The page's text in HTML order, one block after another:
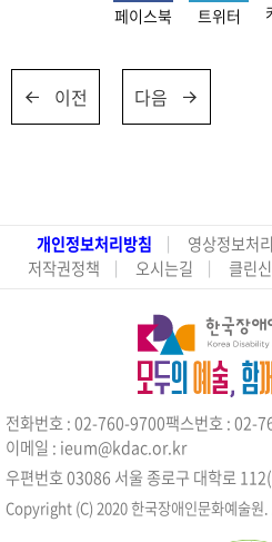
페이스북 트위터
이전 다음
개인정보처리방침 영상정보처
저작권정책
오시는길 클린
전화번호 : 02-760-9700팩스번호 : 02-
이메일 : ieum@kdac.or.kr
우편번호 03086 서울 종로구 대학로
Copyright (C) 2020 한국장애인문화예술